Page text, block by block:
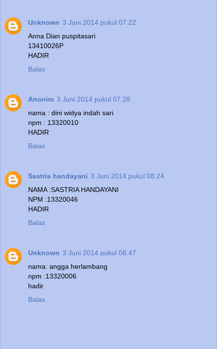
Unknown 3 Juni 2014 pukul 07.22
Anna Dian puspitasari
13410026P
HADIR
Balas
Anonim 3 Juni 2014 pukul 07.28
nama : dini widya indah sari
npm : 13320010
HADIR
Balas
Sastria handayani 3 Juni 2014 pukul 08.24
NAMA :SASTRIA HANDAYANI
NPM :13320046
HADIR
Balas
Unknown 3 Juni 2014 pukul 08.47
nama: angga herlambang
npm :13320006
hadir
Balas